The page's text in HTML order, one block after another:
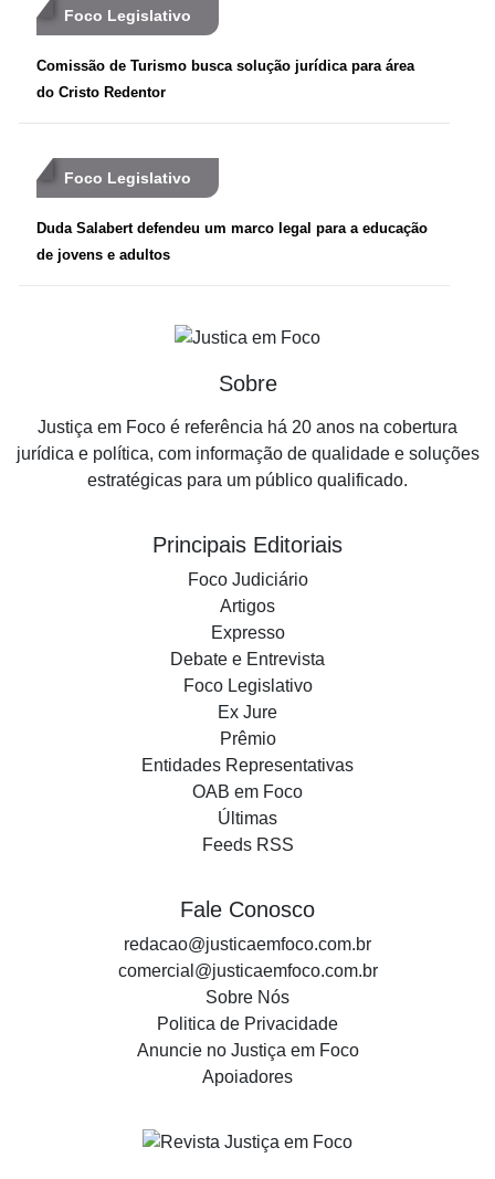
Foco Legislativo
Comissão de Turismo busca solução jurídica para área
do Cristo Redentor
Foco Legislativo
Duda Salabert defendeu um marco legal para a educação
de jovens e adultos
Sobre
Justiça em Foco é referência há 20 anos na cobertura
jurídica e política, com informação de qualidade e soluções
estratégicas para um público qualificado.
Principais Editoriais
Foco Judiciário
Artigos
Expresso
Debate e Entrevista
Foco Legislativo
Ex Jure
Prêmio
Entidades Representativas
OAB em Foco
Últimas
Feeds RSS
Fale Conosco
redacao@justicaemfoco.com.br
comercial@justicaemfoco.com.br
Sobre Nós
Politica de Privacidade
Anuncie no Justiça em Foco
Apoiadores